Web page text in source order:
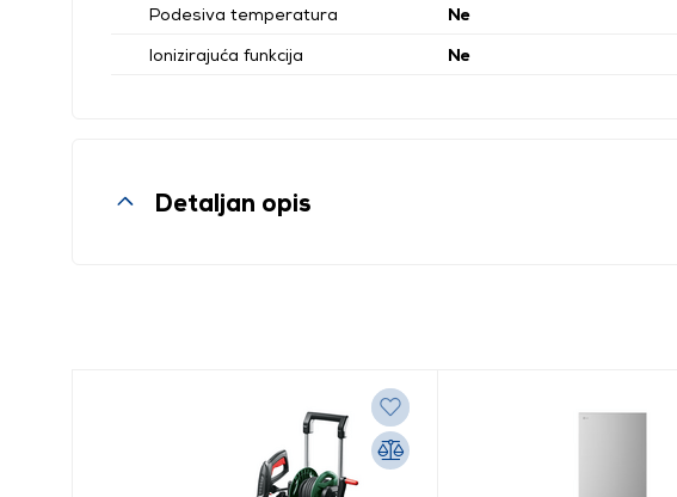
Podesiva temperatura
Ne
Ionizirajuća funkcija
Ne
Detaljan opis